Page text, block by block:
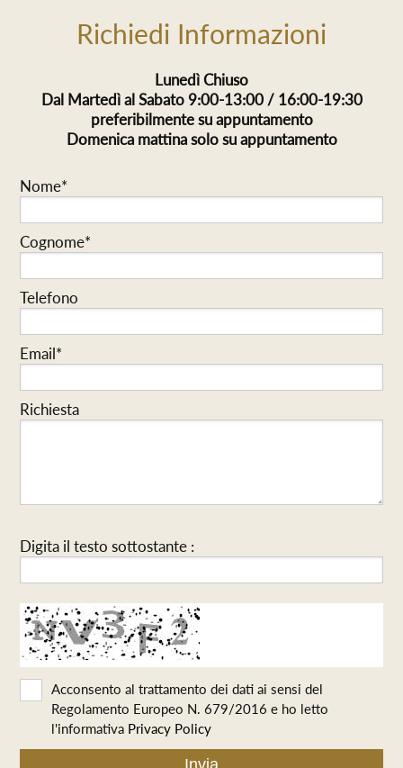
Richiedi Informazioni
Lunedì Chiuso
Dal Martedì al Sabato 9:00-13:00 / 16:00-19:30
preferibilmente su appuntamento
Domenica mattina solo su appuntamento
Nome*
Cognome*
Telefono
Email*
Richiesta
Digita il testo sottostante :
Acconsento al trattamento dei dati ai sensi del
Regolamento Europeo N. 679/2016 e ho letto
l'informativa Privacy Policy